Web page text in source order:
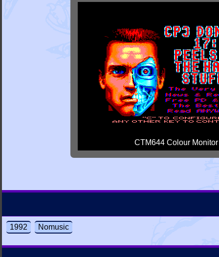
CTM644 Colour Monitor
1992 Nomusic